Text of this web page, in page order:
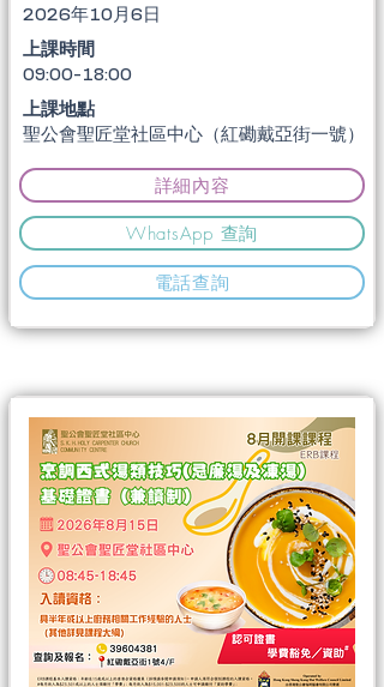
2026年10月6日
上課時間
09:00-18:00
上課地點
聖公會聖匠堂社區中心（紅磡戴亞街一號）
詳細內容
WhatsApp 查詢
電話查詢